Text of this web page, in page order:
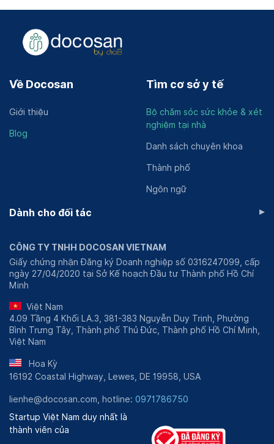
Về Docosan
Giới thiệu
Blog
Tìm cơ sở y tế
Bộ chăm sóc sức khỏe & xét
nghiệm tại nhà
Danh sách chuyên khoa
Thành phố
Ngôn ngữ
Dành cho đối tác ▸
CÔNG TY TNHH DOCOSAN VIETNAM
Giấy chứng nhận Đăng ký Doanh nghiệp số 0316247099, cấp
ngày 27/04/2020 tại Sở Kế hoạch Đầu tư Thành phố Hồ Chí
Minh
Việt Nam
4.09 Tầng 4 Khối LA.3, 381-383 Nguyễn Duy Trinh, Phường
Bình Trưng Tây, Thành phố Thủ Đức, Thành phố Hồ Chí Minh,
Việt Nam
Hoa Kỳ
16192 Coastal Highway, Lewes, DE 19958, USA
lienhe@docosan.com, hotline: 0971786750
Startup Việt Nam duy nhất là
thành viên của